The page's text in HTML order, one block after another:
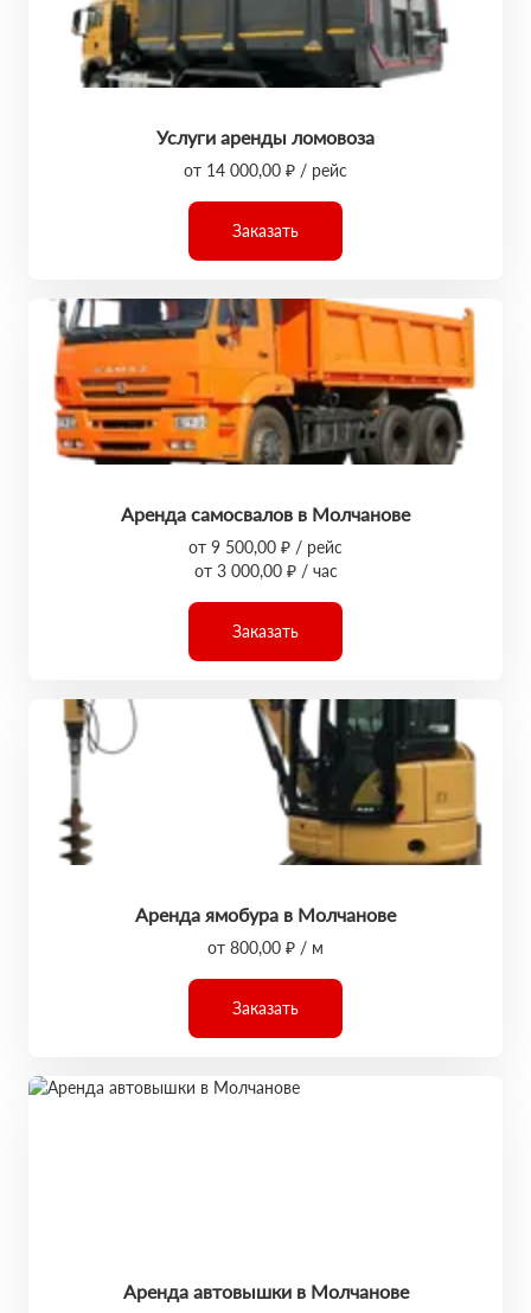
Услуги аренды ломовоза
от 14 000,00 ₽ / рейс
Заказать
Аренда самосвалов в Молчанове
от 9 500,00 ₽ / рейс
от 3 000,00 ₽ / час
Заказать
Аренда ямобура в Молчанове
от 800,00 ₽ / м
Заказать
Аренда автовышки в Молчанове